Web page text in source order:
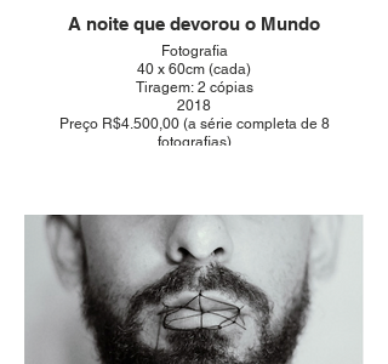
A noite que devorou o Mundo
Fotografia
40 x 60cm (cada)
Tiragem: 2 cópias
2018
Preço R$4.500,00 (a série completa de 8
fotografias)